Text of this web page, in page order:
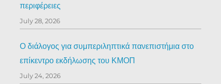
περιφέρειες
July 28, 2026
Ο διάλογος για συμπεριληπτικά πανεπιστήμια στο
επίκεντρο εκδήλωσης του ΚΜΟΠ
July 24, 2026